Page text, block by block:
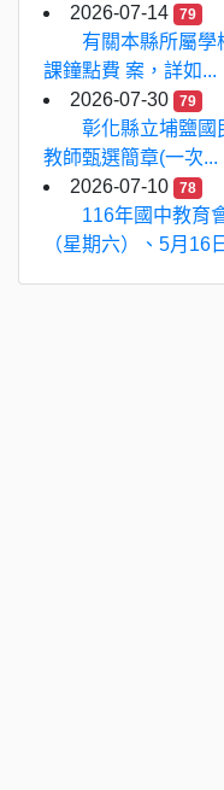
2026-07-14
79
有關本縣所屬學
課鐘點費 案，詳如...
2026-07-30
79
彰化縣立埔鹽國
教師甄選簡章(一次...
2026-07-10
78
116年國中教育
（星期六）、5月16